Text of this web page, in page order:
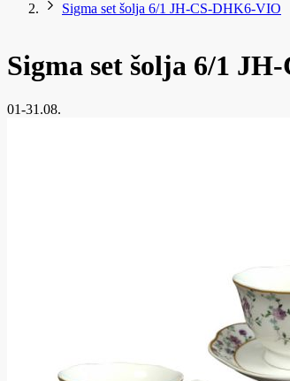
Sigma set šolja 6/1 JH-CS-DHK6-VIO
Sigma set šolja 6/1
01-31.08.